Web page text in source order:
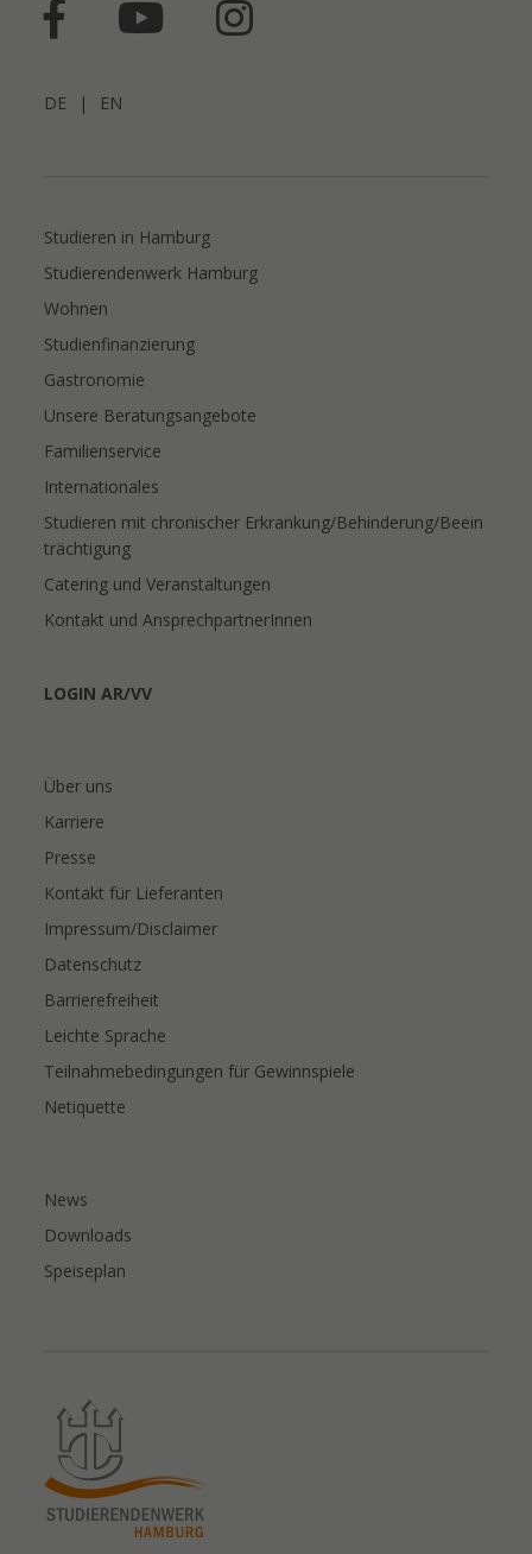
DE | EN
Studieren in Hamburg
Studierendenwerk Hamburg
Wohnen
Studienfinanzierung
Gastronomie
Unsere Beratungsangebote
Familienservice
Internationales
Studieren mit chronischer Erkrankung/Behinderung/Beein
trächtigung
Catering und Veranstaltungen
Kontakt und AnsprechpartnerInnen
LOGIN AR/VV
Über uns
Karriere
Presse
Kontakt für Lieferanten
Impressum/Disclaimer
Datenschutz
Barrierefreiheit
Leichte Sprache
Teilnahmebedingungen für Gewinnspiele
Netiquette
News
Downloads
Speiseplan